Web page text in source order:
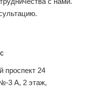
проспект 24
3 А, 2 этаж,